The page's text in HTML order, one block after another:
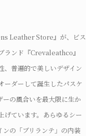
Leather Store』が、ビス
ランド『Crevaleathco』
、普遍的で美しいデザイン
ーダーして誕生したパスケ
ーの風合いを最大限に生か
げています。あらゆるシー
ンの「ブリランテ」の内装